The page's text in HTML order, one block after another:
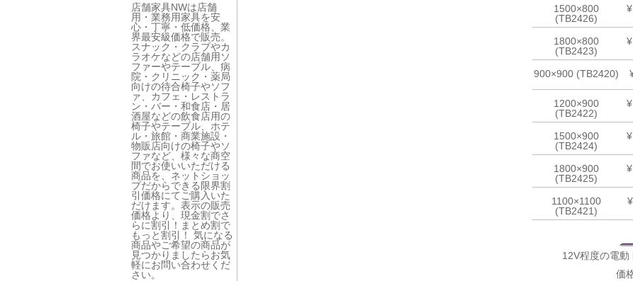
店舗家具NWは店舗
用・業務用家具を安
心・丁寧・低価格、業
界最安級価格で販売。
スナック・クラブやカ
ラオケなどの店舗用ソ
ファーやテーブル、病
院・クリニック・薬局
向けの待合椅子やソフ
ァ、カフェ・レストラ
ン・バー・和食店・居
酒屋などの飲食店用の
椅子やテーブル、ホテ
ル・旅館・商業施設・
物販店向けの椅子やソ
ファなど、様々な商空
間でお使いいただける
商品を、ネットショッ
プだからできる限界割
引価格にてご購入いた
だけます。表示の販売
価格より、現金割でさ
らに割引！まとめ割で
もっと割引！ 気になる
商品やご希望の商品が
見つかりましたらお気
軽にお問い合わせくだ
さい。
1500×800
(TB2426)
1800×800
(TB2423)
900×900 (TB2420)
1200×900
(TB2422)
1500×900
(TB2424)
1800×900
(TB2425)
1100×1100
(TB2421)
12V程度の電動
価